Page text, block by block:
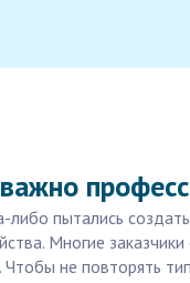
либо пытались
Многие
Чтобы не повторять